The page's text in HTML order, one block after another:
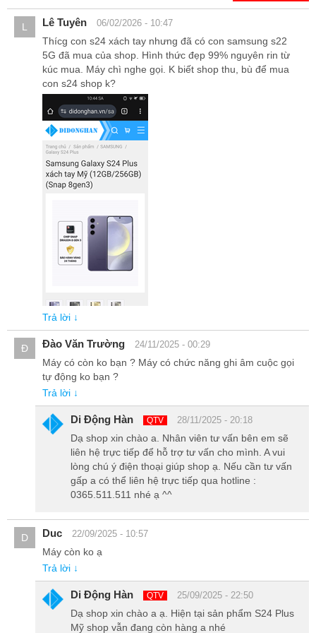
Camera trước kiểu đục lỗ, được đặt ở góc phải trên của màn
hình, có kích thước nhỏ gọn và ít chiếm diện tích màn hình.
Cảm biến vân tay siêu âm, được tích hợp dưới màn hình,
cho phép mở khóa điện thoại nhanh chóng và an toàn.
Loa stereo, được đặt ở cạnh trên và cạnh dưới của điện
thoại, cho phép phát ra âm thanh to rõ và sống động.
Samsung Galaxy S24 Plus xách tay Mỹ có nhiều phiên
bản màu sắc, phù hợp với nhiều phong cách và sở thích
của người dùng. Bao gồm:
Đen Onyx:
sự đơn giản và tinh tế.
Xám Marble:
giác năng động và cá tính, phù hợp với những người thích
sự mới mẻ và khác biệt.
Vàng Amber:Màu sắc nổi bật và ấn tượng, mang lại cảm
L Lê Tuyên 06/02/2026 - 10:47
Thícg con s24 xách tay nhưng đã có con samsung s22
5G đã mua của shop. Hình thức đẹp 99% nguyên rin từ
kúc mua. Máy chì nghe gọi. K biết shop thu, bù để mua
con s24 shop k?
Trả lời ↓
Đ Đào Văn Trường 24/11/2025 - 00:29
Máy có còn ko bạn ? Máy có chức năng ghi âm cuộc gọi
tự động ko bạn ?
Trả lời ↓
Di Động Hàn QTV 28/11/2025 - 20:18
Dạ shop xin chào a. Nhân viên tư vấn bên em sẽ
liên hệ trực tiếp để hỗ trợ tư vấn cho mình. A vui
lòng chú ý điện thoại giúp shop ạ. Nếu cần tư vấn
gấp a có thể liên hệ trực tiếp qua hotline :
0365.511.511 nhé ạ ^^
D Duc 22/09/2025 - 10:57
Máy còn ko ạ
Trả lời ↓
Di Động Hàn QTV 25/09/2025 - 22:50
Dạ shop xin chào a ạ. Hiện tại sản phẩm S24 Plus
Mỹ shop vẫn đang còn hàng a nhé